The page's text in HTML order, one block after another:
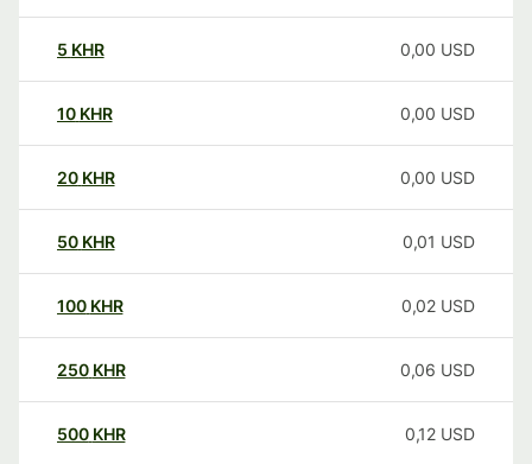
5 KHR 0,00 USD
10 KHR 0,00 USD
20 KHR 0,00 USD
50 KHR 0,01 USD
100 KHR 0,02 USD
250 KHR 0,06 USD
500 KHR 0,12 USD